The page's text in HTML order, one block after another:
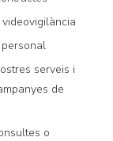
serveis i
de
o